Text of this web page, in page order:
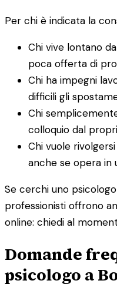
Per chi è indicata la
Chi vive lontano
poca offerta di
Chi ha impegni
difficili gli
Chi
colloquio dal
Chi vuole
anche se opera in
Se cerchi uno
professionisti offrono
online: chiedi al
Domande
psicologo a